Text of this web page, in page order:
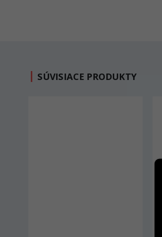
SÚVISIACE PRODUKTY